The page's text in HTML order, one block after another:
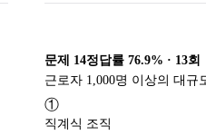
문제 14정답률 76.9% · 13회
근로자 1,000명 이상의 대
①
직계식 조직